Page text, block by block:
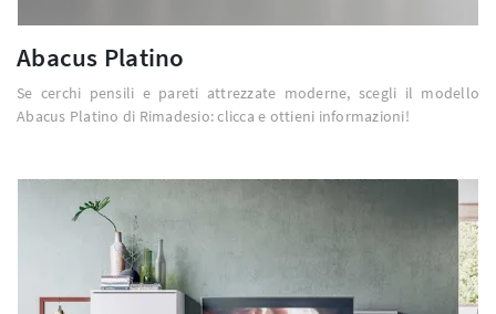
Abacus Platino
Se cerchi pensili e pareti attrezzate moderne, scegli il modello
Abacus Platino di Rimadesio: clicca e ottieni informazioni!